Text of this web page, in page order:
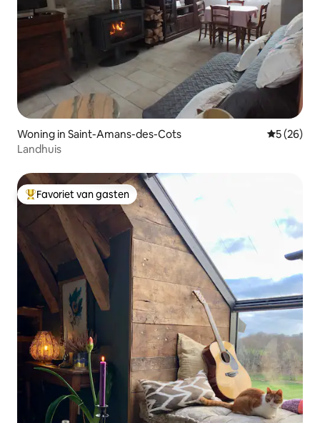
Woning in Saint-Amans-des-Cots
5 (26)
Landhuis
Topfavoriet van gasten
Favoriet van gasten